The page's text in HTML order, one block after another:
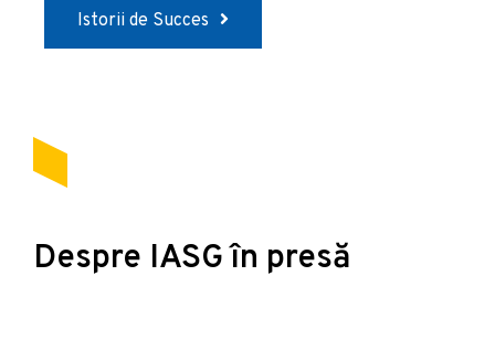
Istorii de Succes
Despre IASG în presă